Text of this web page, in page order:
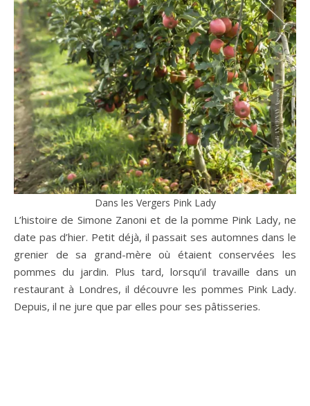
Dans les Vergers Pink Lady
L’histoire de Simone Zanoni et de la pomme Pink Lady, ne
date pas d’hier. Petit déjà, il passait ses automnes dans le
grenier de sa grand-mère où étaient conservées les
pommes du jardin. Plus tard, lorsqu’il travaille dans un
restaurant à Londres, il découvre les pommes Pink Lady.
Depuis, il ne jure que par elles pour ses pâtisseries.